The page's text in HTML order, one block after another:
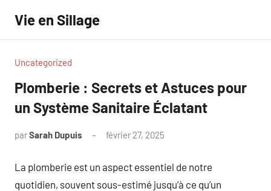
contenu
Vie en Sillage
Uncategorized
Plomberie : Secrets et Astuces pour
un Système Sanitaire Éclatant
parSarah Dupuis février 27, 2025
La plomberie est un aspect essentiel de notre
quotidien, souvent sous-estimé jusqu’à ce qu’un